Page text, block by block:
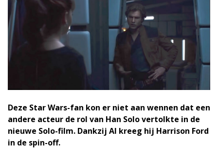
Deze Star Wars-fan kon er niet aan wennen dat een
andere acteur de rol van Han Solo vertolkte in de
nieuwe Solo-film. Dankzij AI kreeg hij Harrison Ford
in de spin-off.